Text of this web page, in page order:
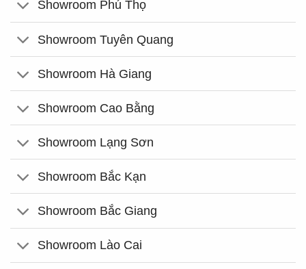
Showroom Phú Thọ
Showroom Tuyên Quang
Showroom Hà Giang
Showroom Cao Bằng
Showroom Lạng Sơn
Showroom Bắc Kạn
Showroom Bắc Giang
Showroom Lào Cai